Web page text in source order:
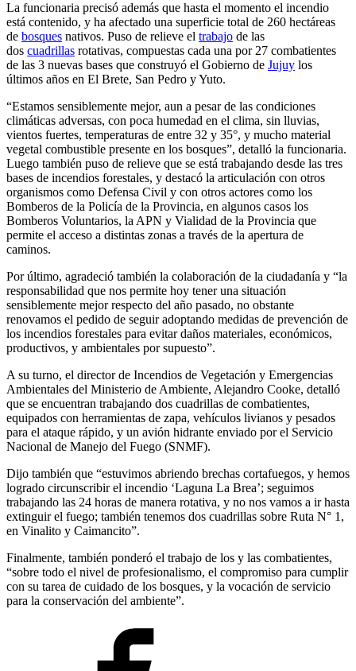
La funcionaria precisó además que hasta el momento el incendio
está contenido, y ha afectado una superficie total de 260 hectáreas
de bosques nativos. Puso de relieve el trabajo de las
dos cuadrillas rotativas, compuestas cada una por 27 combatientes
de las 3 nuevas bases que construyó el Gobierno de Jujuy los
últimos años en El Brete, San Pedro y Yuto.
“Estamos sensiblemente mejor, aun a pesar de las condiciones
climáticas adversas, con poca humedad en el clima, sin lluvias,
vientos fuertes, temperaturas de entre 32 y 35°, y mucho material
vegetal combustible presente en los bosques”, detalló la funcionaria.
Luego también puso de relieve que se está trabajando desde las tres
bases de incendios forestales, y destacó la articulación con otros
organismos como Defensa Civil y con otros actores como los
Bomberos de la Policía de la Provincia, en algunos casos los
Bomberos Voluntarios, la APN y Vialidad de la Provincia que
permite el acceso a distintas zonas a través de la apertura de
caminos.
Por último, agradeció también la colaboración de la ciudadanía y “la
responsabilidad que nos permite hoy tener una situación
sensiblemente mejor respecto del año pasado, no obstante
renovamos el pedido de seguir adoptando medidas de prevención de
los incendios forestales para evitar daños materiales, económicos,
productivos, y ambientales por supuesto”.
A su turno, el director de Incendios de Vegetación y Emergencias
Ambientales del Ministerio de Ambiente, Alejandro Cooke, detalló
que se encuentran trabajando dos cuadrillas de combatientes,
equipados con herramientas de zapa, vehículos livianos y pesados
para el ataque rápido, y un avión hidrante enviado por el Servicio
Nacional de Manejo del Fuego (SNMF).
Dijo también que “estuvimos abriendo brechas cortafuegos, y hemos
logrado circunscribir el incendio ‘Laguna La Brea’; seguimos
trabajando las 24 horas de manera rotativa, y no nos vamos a ir hasta
extinguir el fuego; también tenemos dos cuadrillas sobre Ruta N° 1,
en Vinalito y Caimancito”.
Finalmente, también ponderó el trabajo de los y las combatientes,
“sobre todo el nivel de profesionalismo, el compromiso para cumplir
con su tarea de cuidado de los bosques, y la vocación de servicio
para la conservación del ambiente”.